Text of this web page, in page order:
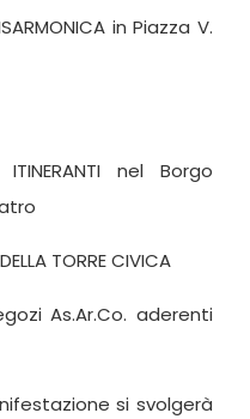
in Piazza V.
ITINERANTI nel Borgo
TORRE CIVICA
As.Ar.Co. aderenti
si svolgerà